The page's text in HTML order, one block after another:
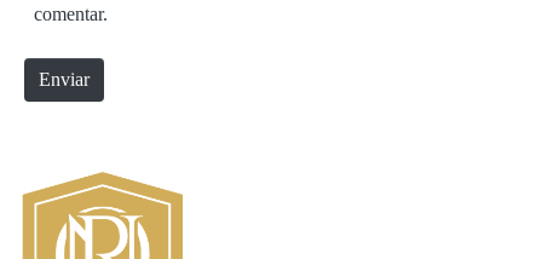
e
comentar.
Enviar